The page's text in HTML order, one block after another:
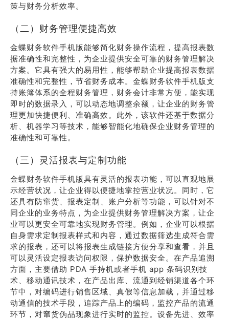
策与财务分析效率。
（二）财务管理便捷高效
金蝶财务软件手机版能够简化财务操作流程，提高报表数
据准确性和完整性，为企业提供安全可靠的财务管理解决
方案。它具有强大的易用性，能够帮助企业提高报表数据
准确性和完整性，节省财务成本。金蝶财务软件手机版支
持账簿体系的全程财务管理，财务会计非常方便，能实现
即时的数据录入，可以动态地调整余额，让企业的财务管
理更加快捷便利、准确高效。此外，该软件还基于数据分
析、机器学习等技术，能够智能化地确保企业财务管理的
准确性和可靠性。
（三）灵活报表与定制功能
金蝶财务软件手机版具有灵活的报表功能，可以直观地展
示经营状况，让企业得以便捷地掌控营业状况。同时，它
还具有防窜货、报表定制、账户分析等功能，可以针对不
同企业的业务特点，为企业提供财务管理解决方案，让企
业可以更安全可靠地实现财务管理。例如，企业可以根据
自身需求定制报表样式和内容，通过数据筛选生成符合需
求的报表，还可以将报表生成链接方便分享和查看，并且
可以灵活设定报表访问权限，保护数据安全。在产品追溯
方面，主要借助 PDA 手持机或者手机 app 条码识别技
术、移动通讯技术，在产品出库、流通到经销渠道各个环
节中，对编码进行销售区域、真假等信息加载，并通过移
动通信的技术手段，追踪产品上的编码，监控产品的流通
环节，对窜货伪品现象进行实时的监控。设备先进、效率